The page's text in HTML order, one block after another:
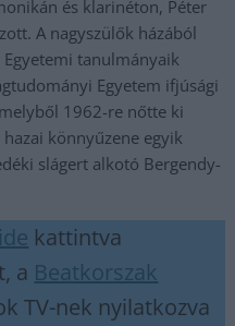
és klarinéton, Péter
A nagyszülők házából
tanulmányaik
Egyetem ifjúsági
1962-re nőtte ki
könnyűzene egyik
slágert alkotó Bergendy-
ide kattintva
a Beatkorszak
TV-nek nyilatkozva